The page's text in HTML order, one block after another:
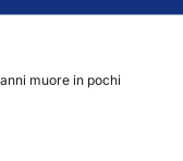
muore in pochi